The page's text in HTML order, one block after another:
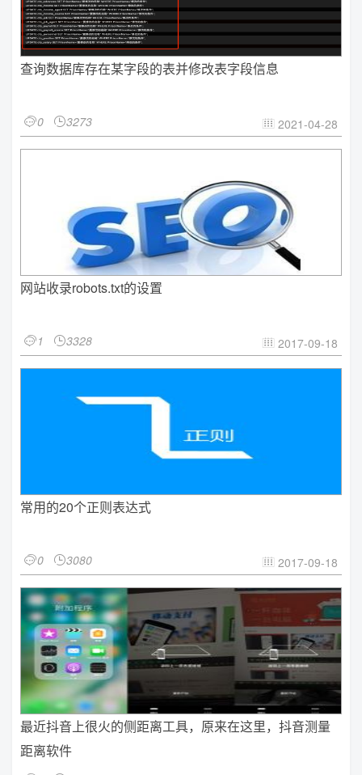
查询数据库存在某字段的表并修改表字段信息
0 3273  2021-04-28
网站收录robots.txt的设置
1 3328  2017-09-18
常用的20个正则表达式
0 3080  2017-09-18
最近抖音上很火的侧距离工具，原来在这里，抖音测量
距离软件